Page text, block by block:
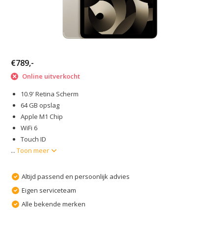
€789,-
Online uitverkocht
10.9' Retina Scherm
64 GB opslag
Apple M1 Chip
WiFi 6
Touch ID
...Toon meer
Altijd passend en persoonlijk advies
Eigen serviceteam
Alle bekende merken